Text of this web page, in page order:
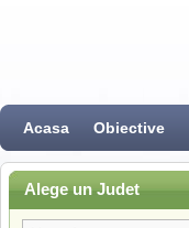
Acasa Obiective
Alege un Judet